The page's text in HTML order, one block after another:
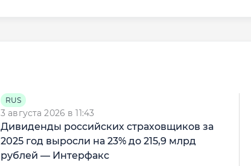
RUS
3 августа 2026 в 11:43
Дивиденды российских страховщиков за
2025 год выросли на 23% до 215,9 млрд
рублей — Интерфакс